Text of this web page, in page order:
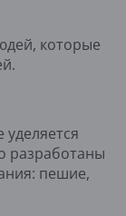
которые
разработаны
пешие,